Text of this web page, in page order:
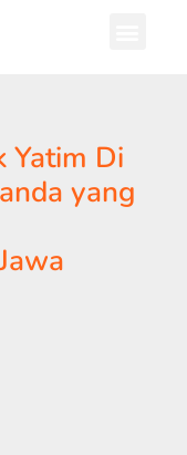
Yatim Di
yang